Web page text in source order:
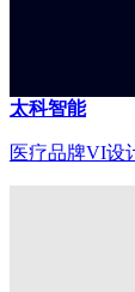
太科智能
医疗品牌VI设